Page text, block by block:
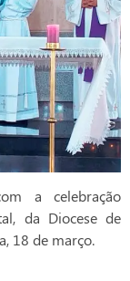
a celebração
da Diocese de
18 de março.